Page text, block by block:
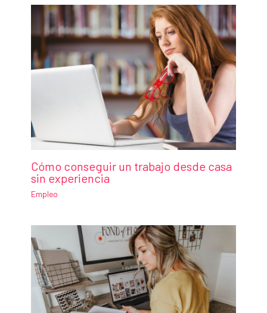
Cómo conseguir un trabajo desde casa
sin experiencia
Empleo